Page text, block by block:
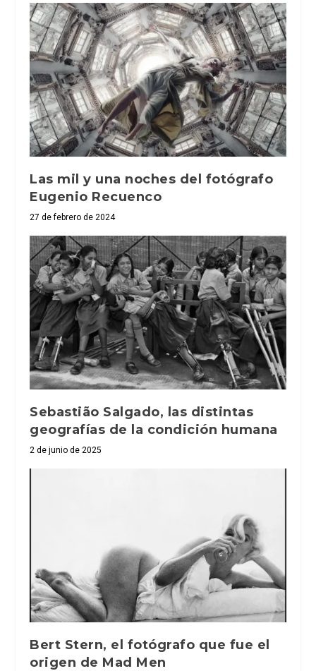
Las mil y una noches del fotógrafo
Eugenio Recuenco
27 de febrero de 2024
Sebastião Salgado, las distintas
geografías de la condición humana
2 de junio de 2025
Bert Stern, el fotógrafo que fue el
origen de Mad Men